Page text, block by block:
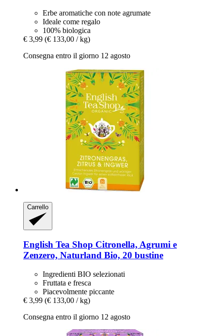
Erbe aromatiche con note agrumate
Ideale come regalo
100% biologica
€ 3,99 (€ 133,00 / kg)
Consegna entro il giorno 12 agosto
Carrello
English Tea Shop Citronella, Agrumi e
Zenzero, Naturland Bio, 20 bustine
Ingredienti BIO selezionati
Fruttata e fresca
Piacevolmente piccante
€ 3,99 (€ 133,00 / kg)
Consegna entro il giorno 12 agosto